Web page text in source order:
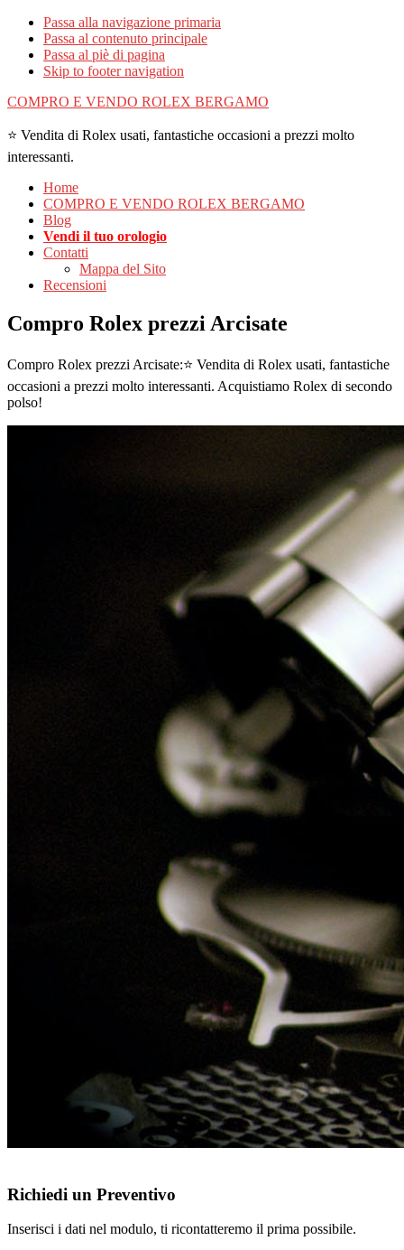
Passa alla navigazione primaria
Passa al contenuto principale
Passa al piè di pagina
Skip to footer navigation
COMPRO E VENDO ROLEX BERGAMO
⭐ Vendita di Rolex usati, fantastiche occasioni a prezzi molto
interessanti.
Home
COMPRO E VENDO ROLEX BERGAMO
Blog
Vendi il tuo orologio
Contatti
Mappa del Sito
Recensioni
Compro Rolex prezzi Arcisate
Compro Rolex prezzi Arcisate:⭐ Vendita di Rolex usati, fantastiche
occasioni a prezzi molto interessanti. Acquistiamo Rolex di secondo
polso!
Richiedi un Preventivo
Inserisci i dati nel modulo, ti ricontatteremo il prima possibile.